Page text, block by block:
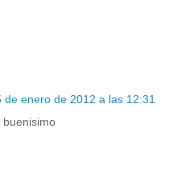
de enero de 2012 a las 12:31
buenisimo